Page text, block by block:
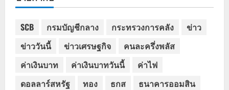
SCB กรมบัญชีกลาง กระทรวงการคลัง
ข่าว
ข่าววันนี้
ข่าวเศรษฐกิจ
คนละครึ่งพลัส
ค่าเงินบาท
ค่าเงินบาทวันนี้
ค่าไฟ
ดอลลาร์สหรัฐ
ทอง ธกส
ธนาคารออมสิน